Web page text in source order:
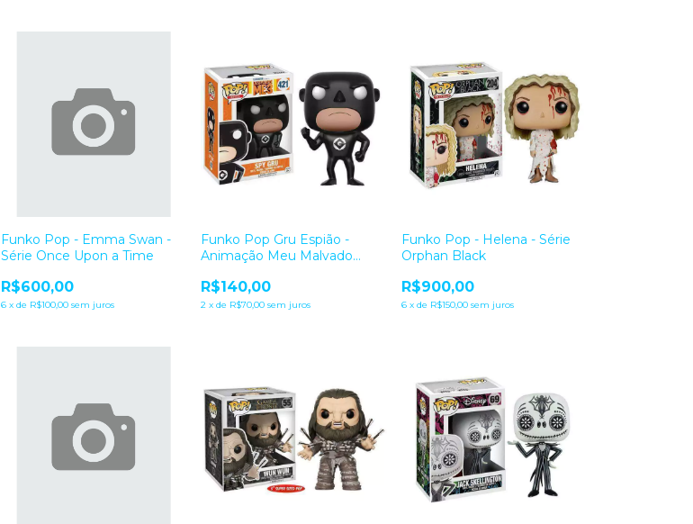
Funko Pop - Emma Swan -
Série Once Upon a Time
R$600,00
6 x de R$100,00 sem juros
Funko Pop Gru Espião -
Animação Meu Malvado
R$140,00
2 xde R$70,00 sem juros
Funko Pop - Helena - Série
Orphan Black
R$900,00
6 x de R$150,00 sem juros